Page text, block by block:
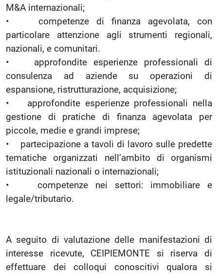
M&A internazionali;
• competenze di finanza agevolata, con
particolare attenzione agli strumenti regionali,
nazionali, e comunitari.
• approfondite esperienze professionali di
consulenza ad aziende su operazioni di
espansione, ristrutturazione, acquisizione;
• approfondite esperienze professionali nella
gestione di pratiche di finanza agevolata per
piccole, medie e grandi imprese;
• partecipazione a tavoli di lavoro sulle predette
tematiche organizzati nell’ambito di organismi
istituzionali nazionali o internazionali;
• competenze nei settori: immobiliare e
legale/tributario.
A seguito di valutazione delle manifestazioni di
interesse ricevute, CEIPIEMONTE si riserva di
effettuare dei colloqui conoscitivi qualora si